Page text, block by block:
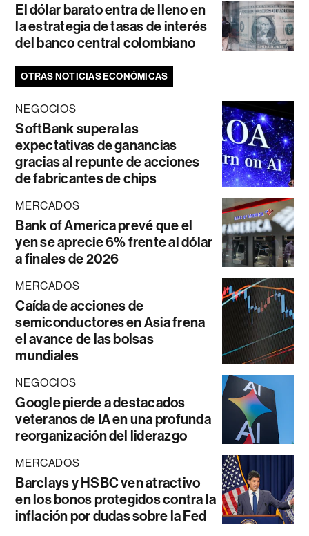
El dólar barato entra de lleno en
la estrategia de tasas de interés
del banco central colombiano
OTRAS NOTICIAS ECONÓMICAS
NEGOCIOS
SoftBank supera las
expectativas de ganancias
gracias al repunte de acciones
de fabricantes de chips
MERCADOS
Bank of America prevé que el
yen se aprecie 6% frente al dólar
a finales de 2026
MERCADOS
Caída de acciones de
semiconductores en Asia frena
el avance de las bolsas
mundiales
NEGOCIOS
Google pierde a destacados
veteranos de IA en una profunda
reorganización del liderazgo
MERCADOS
Barclays y HSBC ven atractivo
en los bonos protegidos contra la
inflación por dudas sobre la Fed